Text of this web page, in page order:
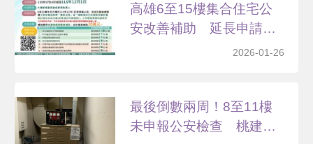
高雄6至15樓集合住宅公
安改善補助 延長申請
2026-01-26
最後倒數兩周！8至11樓
未申報公安檢查 桃建